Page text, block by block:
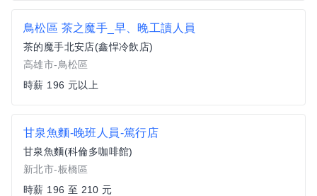
鳥松區 茶之魔手_早、晚工讀人員
茶的魔手北安店(鑫悍冷飲店)
高雄市-鳥松區
時薪 196 元以上
甘泉魚麵-晚班人員-篤行店
甘泉魚麵(科倫多咖啡館)
新北市-板橋區
時薪 196 至 210 元